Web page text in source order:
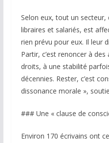
Selon eux, tout un
libraires et salariés, est
rien prévu pour eux. Il leur
Partir, c’est renoncer à des
droits, à une stabilité
décennies. Rester, c’est
dissonance morale »,
### Une « clause de
Environ 170 écrivains ont